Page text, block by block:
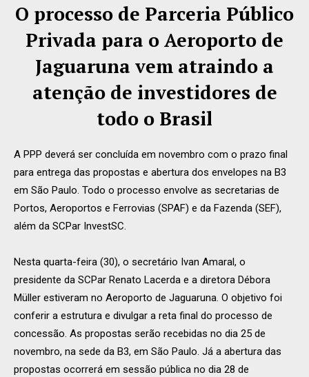
O processo de Parceria Público
Privada para o Aeroporto de
Jaguaruna vem atraindo a
atenção de investidores de
todo o Brasil
A PPP deverá ser concluída em novembro com o prazo final
para entrega das propostas e abertura dos envelopes na B3
em São Paulo. Todo o processo envolve as secretarias de
Portos, Aeroportos e Ferrovias (SPAF) e da Fazenda (SEF),
além da SCPar InvestSC.
Nesta quarta-feira (30), o secretário Ivan Amaral, o
presidente da SCPar Renato Lacerda e a diretora Débora
Müller estiveram no Aeroporto de Jaguaruna. O objetivo foi
conferir a estrutura e divulgar a reta final do processo de
concessão. As propostas serão recebidas no dia 25 de
novembro, na sede da B3, em São Paulo. Já a abertura das
propostas ocorrerá em sessão pública no dia 28 de